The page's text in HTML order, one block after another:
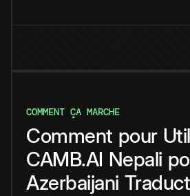
COMMENT ÇA MARCHE
Comment pour
CAMB.AI Nepali
Azerbaijani